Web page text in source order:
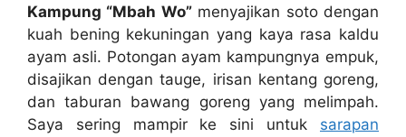
Kampung “Mbah Wo”menyajikan soto dengan
kuah bening kekuningan yang kaya rasa kaldu
ayam asli. Potongan ayam kampungnya empuk,
disajikan dengan tauge, irisan kentang goreng,
dan taburan bawang goreng yang melimpah.
Saya sering mampir ke sini untuk sarapan